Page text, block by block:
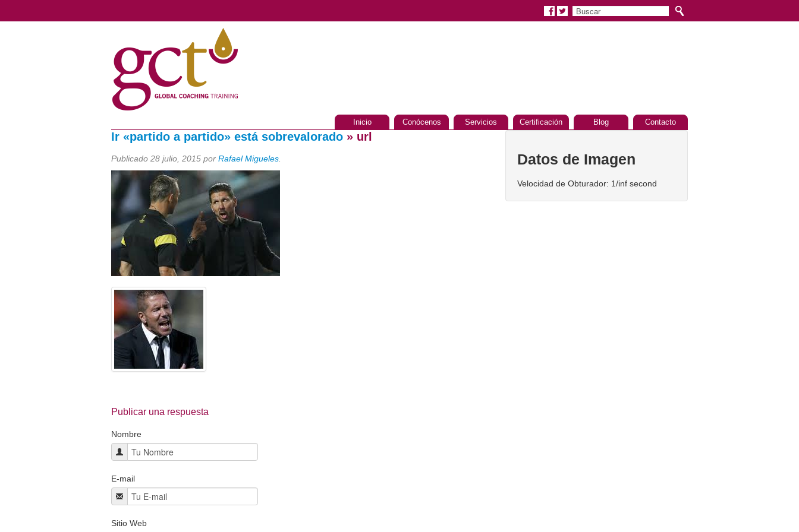
Inicio Conócenos Servicios Certificación Blog Contacto
Ir «partido a partido» está sobrevalorado » url
Publicado 28 julio, 2015 por Rafael Migueles
Publicar una respuesta
Nombre
E-mail
Sitio Web
Datos de Imagen
Velocidad de Obturador: 1/inf second